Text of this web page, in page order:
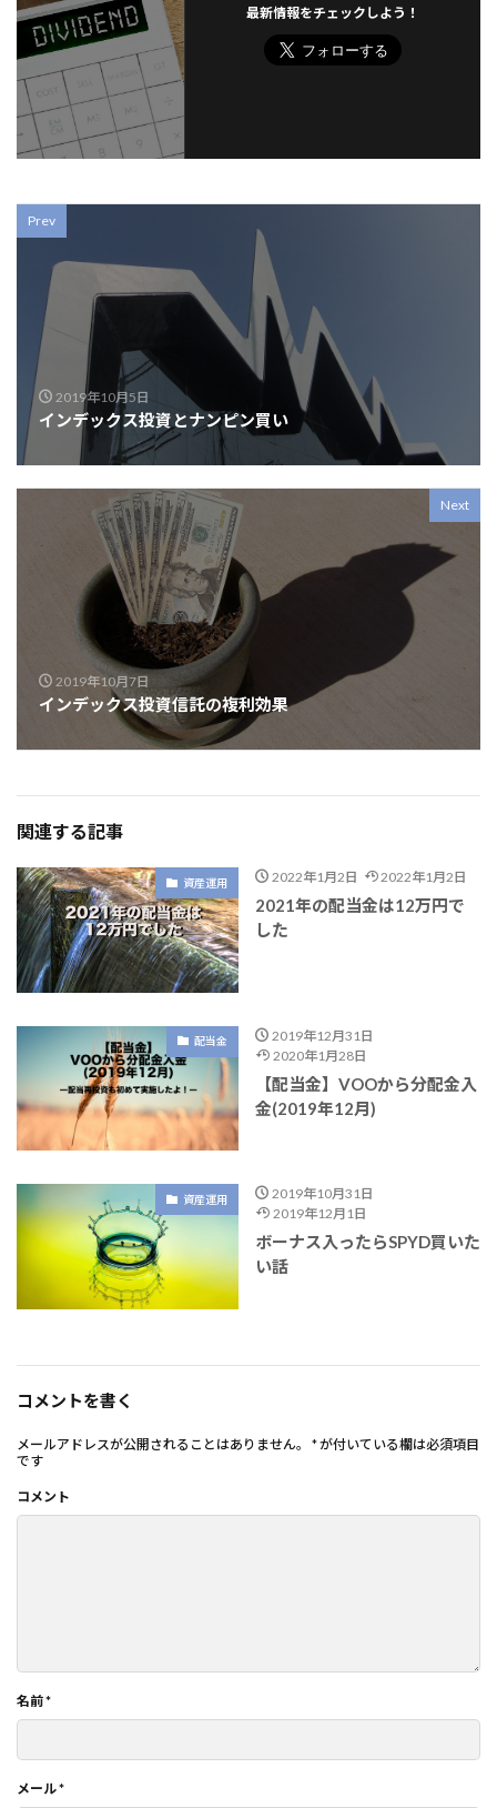
最新情報をチェックしよう！
Prev
2019年10月5日
インデックス投資とナンピン買い
Next
2019年10月7日
インデックス投資信託の複利効果
関連する記事
資産運用 2022年1月2日 2022年1月2日
2021年の配当金は12万円で
した
配当金
2019年12月31日
2020年1月28日
【配当金】VOOから分配金入
金(2019年12月)
資産運用
2019年10月31日
2019年12月1日
ボーナス入ったらSPYD買いた
い話
コメントを書く
メールアドレスが公開されることはありません。 *が付いている欄は必須項目
です
コメント
名前*
メール*